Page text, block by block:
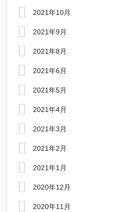
2021年10月
2021年9月
2021年8月
2021年6月
2021年5月
2021年4月
2021年3月
2021年2月
2021年1月
2020年12月
2020年11月